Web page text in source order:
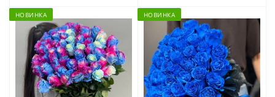
НОВИНКА НОВИНКА